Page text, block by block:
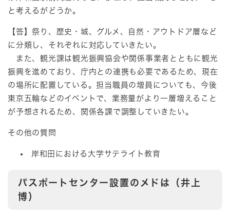
と考えるがどうか。
【答】祭り、歴史・城、グルメ、自然・アウトドア層など
に分類し、それぞれに対応していきたい。
また、観光課は観光振興協会や関係事業者とともに観光
振興を進めており、庁内との連携も必要であるため、現在
の場所に配置している。担当職員の増員についても、今後
東京五輪などのイベントで、業務量がより一層増えること
が予想されるため、関係各課で調整していきたい。
その他の質問
岸和田における大学サテライト教育
パスポートセンター設置のメドは（井上
博）